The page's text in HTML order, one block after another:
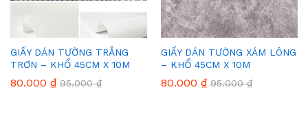
GIẤY DÁN TƯỜNG TRẮNG
TRƠN – KHỔ 45CM X 10M
80.000 ₫ 95.000₫
GIẤY DÁN TƯỜNG XÁM LÔNG
– KHỔ 45CM X 10M
80.000 ₫ 95.000₫